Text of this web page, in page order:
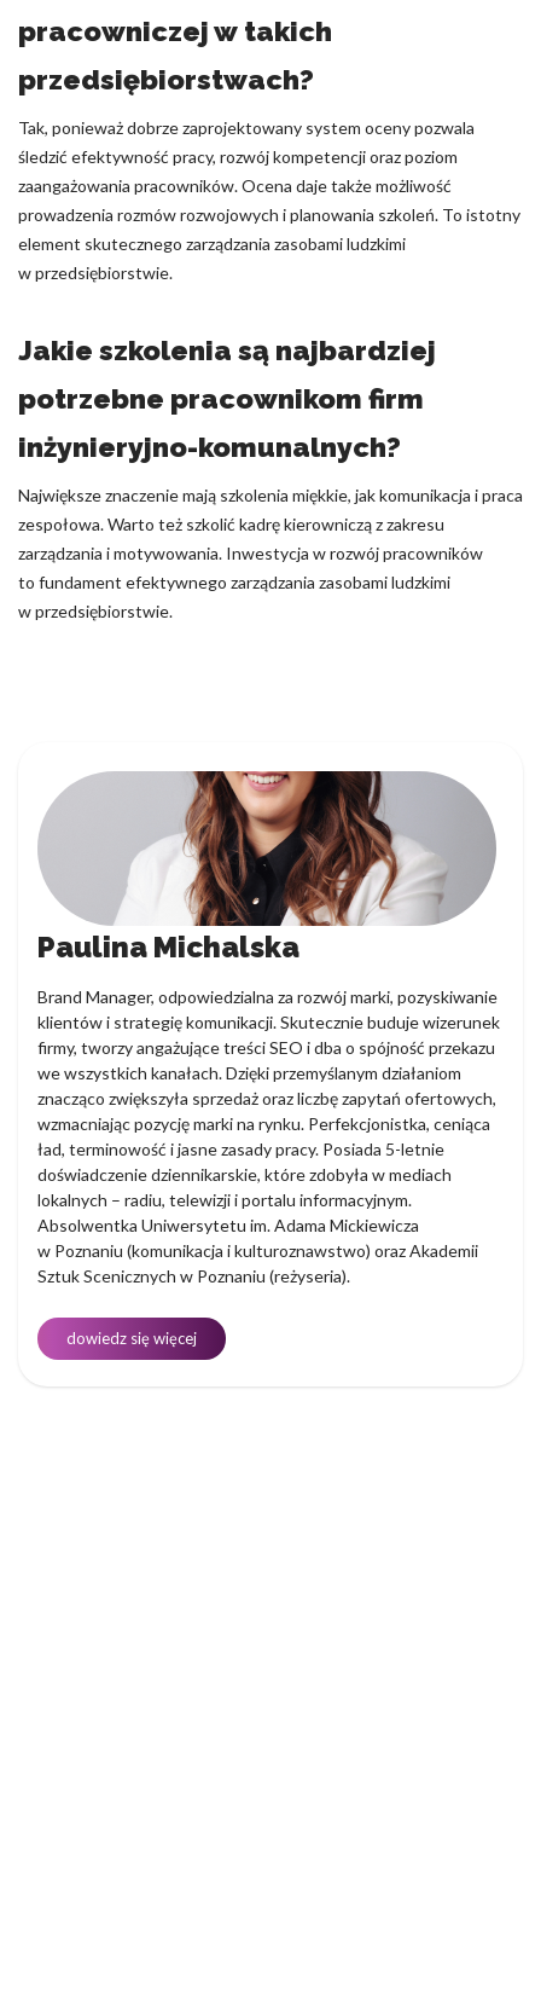
pracowniczej w takich
przedsiębiorstwach?
Tak, ponieważ dobrze zaprojektowany system oceny pozwala
śledzić efektywność pracy, rozwój kompetencji oraz poziom
zaangażowania pracowników. Ocena daje także możliwość
prowadzenia rozmów rozwojowych i planowania szkoleń. To istotny
element skutecznego zarządzania zasobami ludzkimi
w przedsiębiorstwie.
Jakie szkolenia są najbardziej
potrzebne pracownikom firm
inżynieryjno-komunalnych?
Największe znaczenie mają szkolenia miękkie, jak komunikacja i praca
zespołowa. Warto też szkolić kadrę kierowniczą z zakresu
zarządzania i motywowania. Inwestycja w rozwój pracowników
to fundament efektywnego zarządzania zasobami ludzkimi
w przedsiębiorstwie.
Paulina Michalska
Brand Manager, odpowiedzialna za rozwój marki, pozyskiwanie
klientów i strategię komunikacji. Skutecznie buduje wizerunek
firmy, tworzy angażujące treści SEO i dba o spójność przekazu
we wszystkich kanałach. Dzięki przemyślanym działaniom
znacząco zwiększyła sprzedaż oraz liczbę zapytań ofertowych,
wzmacniając pozycję marki na rynku. Perfekcjonistka, ceniąca
ład, terminowość i jasne zasady pracy. Posiada 5-letnie
doświadczenie dziennikarskie, które zdobyła w mediach
lokalnych – radiu, telewizji i portalu informacyjnym.
Absolwentka Uniwersytetu im. Adama Mickiewicza
w Poznaniu (komunikacja i kulturoznawstwo) oraz Akademii
Sztuk Scenicznych w Poznaniu (reżyseria).
dowiedz się więcej